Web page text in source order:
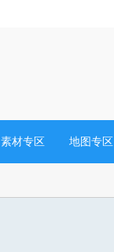
素材专区 地图专区